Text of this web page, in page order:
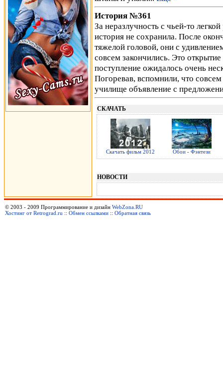
История №361
За неразлучность с чьей-то
история не сохранила. После
тяжелой головой, они с
совсем закончились. Это
поступление ожидалось очень
Погоревав, вспомнили, что
училище объявление с
СКАЧАТЬ
Скачать фильм 2012 Обои - Фэнтези
НОВОСТИ
© 2003 - 2009 Программирование и дизайн WebZona.RU
Хостинг от Retrograd.ru :: Обмен ссылками :: Обратная связь